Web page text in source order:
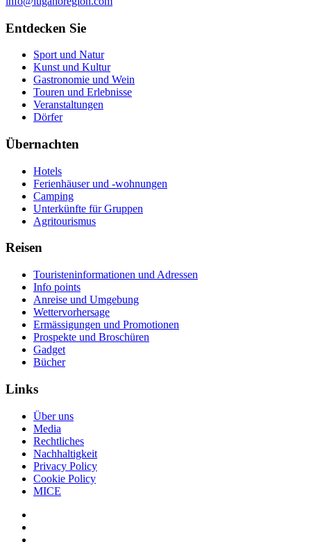
Entdecken Sie
Sport und Natur
Kunst und Kultur
Gastronomie und Wein
Touren und Erlebnisse
Veranstaltungen
Dörfer
Übernachten
Hotels
Ferienhäuser und -wohnungen
Camping
Unterkünfte für Gruppen
Agritourismus
Reisen
Touristeninformationen und Adressen
Info points
Anreise und Umgebung
Wettervorhersage
Ermässigungen und Promotionen
Prospekte und Broschüren
Gadget
Bücher
Links
Über uns
Media
Rechtliches
Nachhaltigkeit
Privacy Policy
Cookie Policy
MICE